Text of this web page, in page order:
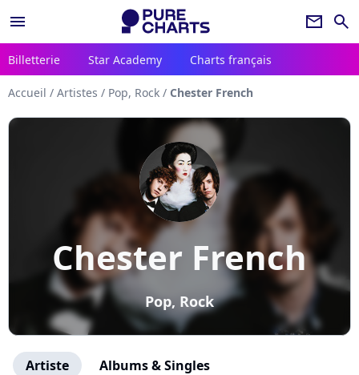
menu newsletter search
Billetterie Star Academy Charts français
Accueil / Artistes / Pop, Rock / Chester French
Chester French
Pop, Rock
Artiste Albums & Singles